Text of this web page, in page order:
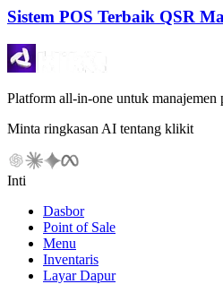
Sistem POS Terbaik QSR
Platform all-in-one untuk manajemen
Minta ringkasan AI tentang klikit
Inti
Dasbor
Point of Sale
Menu
Inventaris
Layar Dapur